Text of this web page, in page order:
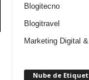
Blogitecno
Blogitravel
Marketing Digital
Nube de